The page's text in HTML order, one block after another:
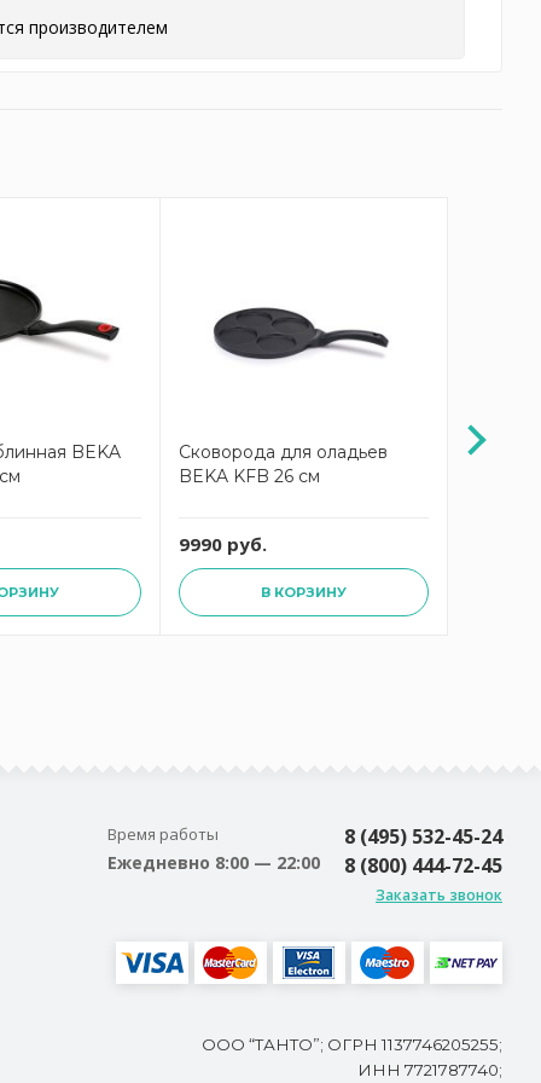
производителем
BEKA
Сковорода для оладьев
BEKA KFB 26 см
9990 руб.
В КОРЗИНУ
Время работы
Ежедневно 8:00 — 22:00
8 (495) 532-45-24
8 (800) 444-72-45
Заказать звонок
ООО “ТАНТО”; ОГРН 1137746205255;
ИНН 7721787740;